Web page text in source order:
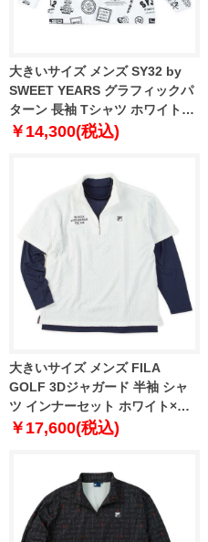
大きいサイズ メンズ SY32 by
SWEET YEARS グラフィックパ
ターン 長袖 Tシャツ ホワイトシ
ンボル 1278-5603-1 3L 4L 5L
￥14,300(税込)
大きいサイズ メンズ FILA
GOLF 3Dジャガード 半袖 シャ
ツ インナーセット ホワイト×ネ
イビー 1278-5300-1 3L 4L 5L
￥17,600(税込)